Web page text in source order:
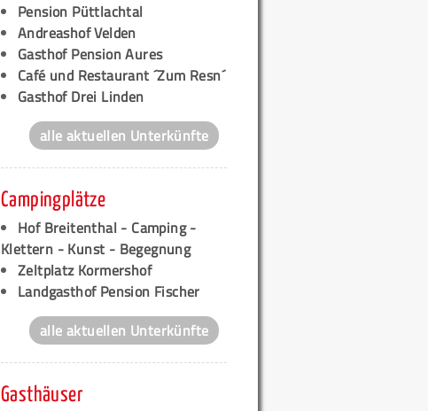
Pension Püttlachtal
Andreashof Velden
Gasthof Pension Aures
Café und Restaurant ´Zum Resn´
Gasthof Drei Linden
alle aktuellen Unterkünfte
Campingplätze
Hof Breitenthal - Camping -
Klettern - Kunst - Begegnung
Zeltplatz Kormershof
Landgasthof Pension Fischer
alle aktuellen Unterkünfte
Gasthäuser